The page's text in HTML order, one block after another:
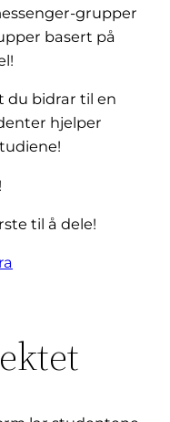
grupper
basert på
du bidrar til en
hjelper
til å dele!